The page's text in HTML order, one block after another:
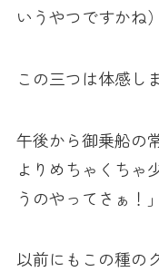
いうやつですかね）
この三つは体感し
午後から御乗船の
よりめちゃくちゃ
うのやってさぁ！
以前にもこの種の